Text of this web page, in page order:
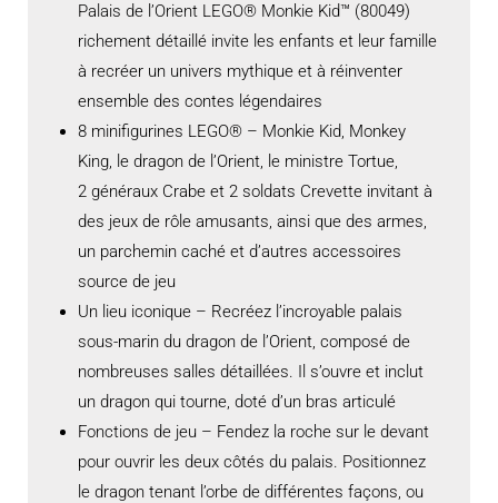
Palais de l’Orient LEGO® Monkie Kid™ (80049)
richement détaillé invite les enfants et leur famille
à recréer un univers mythique et à réinventer
ensemble des contes légendaires
8 minifigurines LEGO® – Monkie Kid, Monkey
King, le dragon de l’Orient, le ministre Tortue,
2 généraux Crabe et 2 soldats Crevette invitant à
des jeux de rôle amusants, ainsi que des armes,
un parchemin caché et d’autres accessoires
source de jeu
Un lieu iconique – Recréez l’incroyable palais
sous-marin du dragon de l’Orient, composé de
nombreuses salles détaillées. Il s’ouvre et inclut
un dragon qui tourne, doté d’un bras articulé
Fonctions de jeu – Fendez la roche sur le devant
pour ouvrir les deux côtés du palais. Positionnez
le dragon tenant l’orbe de différentes façons, ou